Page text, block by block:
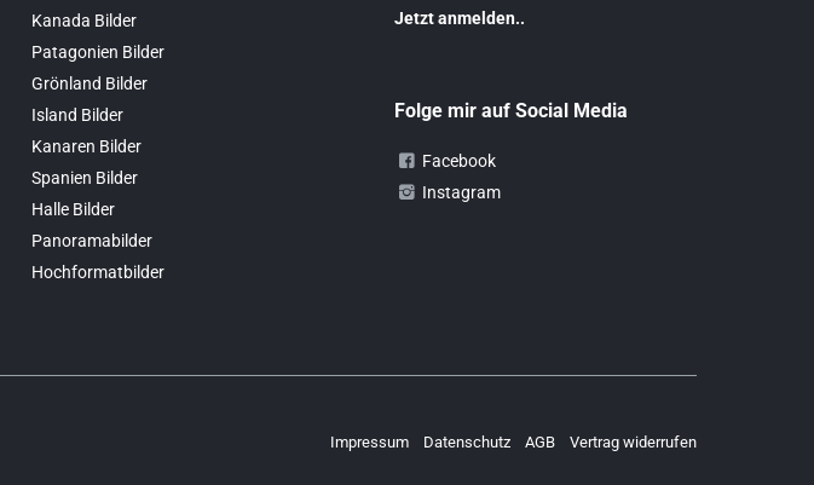
Kanada Bilder
Patagonien Bilder
Grönland Bilder
Island Bilder
Kanaren Bilder
Spanien Bilder
Halle Bilder
Panoramabilder
Hochformatbilder
Jetzt anmelden..
Folge mir auf Social Media
Facebook
Instagram
Impressum Datenschutz AGB Vertrag widerrufen